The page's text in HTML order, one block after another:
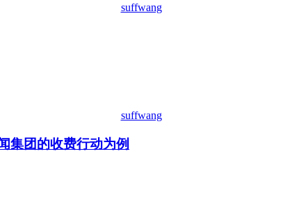
suffwang
suffwang
集团的收费行动为例